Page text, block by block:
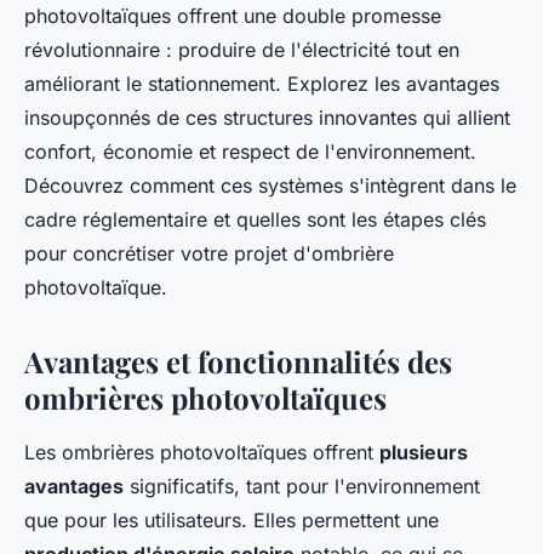
Nicolas•13 juin 2024•3 min de lecture
photovoltaïques offrent une double promesse
révolutionnaire : produire de l'électricité tout en
améliorant le stationnement. Explorez les avantages
insoupçonnés de ces structures innovantes qui allient
confort, économie et respect de l'environnement.
Découvrez comment ces systèmes s'intègrent dans le
cadre réglementaire et quelles sont les étapes clés
pour concrétiser votre projet d'ombrière
photovoltaïque.
Avantages et fonctionnalités des
ombrières photovoltaïques
Les ombrières photovoltaïques offrent plusieurs
avantages significatifs, tant pour l'environnement
que pour les utilisateurs. Elles permettent une